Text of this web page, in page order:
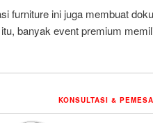
furniture ini juga membuat
banyak event premium
KONSULTASI &